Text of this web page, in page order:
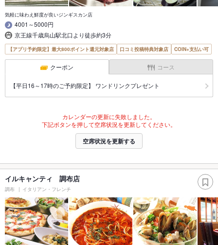
気軽に味わえ鮮度が良いジンギスカン店
4001～5000円
京王線千歳烏山駅北口より徒歩約3分
【アプリ予約限定】最大800ポイント還元対象店 口コミ投稿特典対象店 COIN+支払い可
クーポン コース
【平日16～17時のご予約限定】 ワンドリンクプレゼント
カレンダーの更新に失敗しました。
下記ボタンを押して空席状況を更新してください。
空席状況を更新する
イルキャンティ 調布店
調布 イタリアン・フレンチ